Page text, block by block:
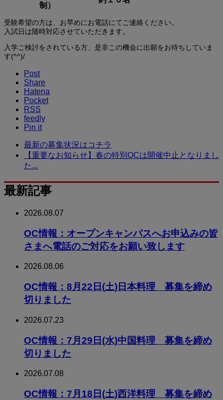
制）
受験希望の方は、お早めにお電話にてご連絡ください。
入試日は随時対応させていただきます。
入学ご検討をされている方、是非この機会に出願をお待ちしていま
す(^^)/
Post
Share
Hatena
Pocket
RSS
feedly
Pin it
最新の募集状況はコチラ
【重要なお知らせ】春の特別OCは開催中止となりまし
た...
最新記事
2026.08.07
OC情報：オープンキャンパスへお申込みの皆
さまへ電話のご対応をお願い致します
2026.08.06
OC情報：8月22日(土)日本料理 募集を締め
切りました
2026.07.23
OC情報：7月29日(水)中国料理 募集を締め
切りました
2026.07.08
OC情報：7月18日(土)西洋料理 募集を締め